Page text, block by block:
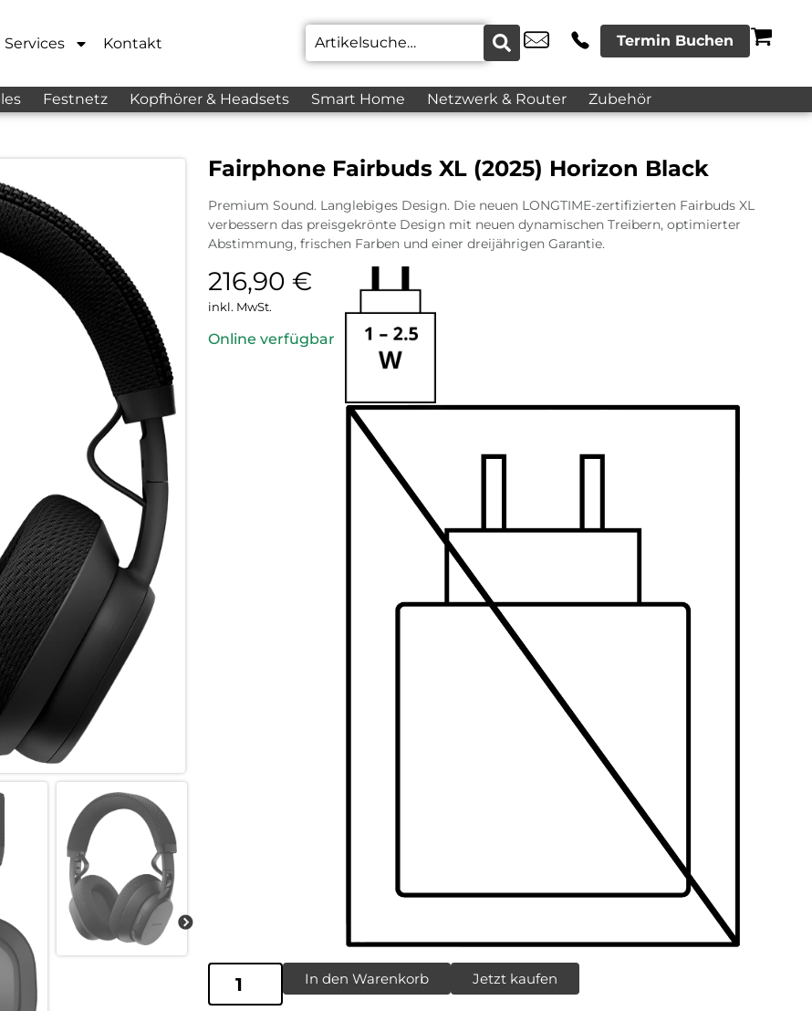
Services Kontakt Termin Buchen
Festnetz Kopfhörer & Headsets Smart Home Netzwerk & Router Zubehör
Fairphone Fairbuds XL (2025) Horizon Black
Premium Sound. Langlebiges Design. Die neuen LONGTIME-zertifizierten Fairbuds XL
verbessern das preisgekrönte Design mit neuen dynamischen Treibern, optimierter
Abstimmung, frischen Farben und einer dreijährigen Garantie.
216,90 €
inkl. MwSt.
Online verfügbar
In den Warenkorb Jetzt kaufen